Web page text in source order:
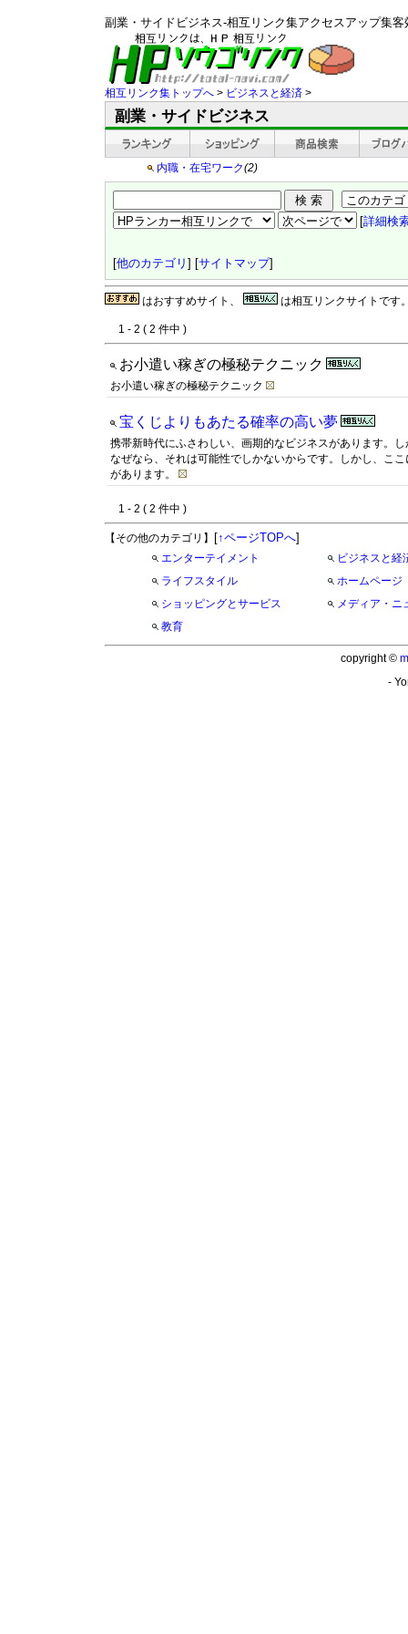
副業・サイドビジネス-相互リンク集アクセスアップ集
相互リンク集トップへ > ビジネスと経済 >
副業・サイドビジネス
内職・在宅ワーク(2)
[詳細検
[他のカテゴリ ] [サイトマップ]
はおすすめサイト、 は相互リンクサイトです
1 - 2 ( 2 件中 )
お小遣い稼ぎの極秘テクニック
お小遣い稼ぎの極秘テクニック
宝くじよりもあたる確率の高い夢
携帯新時代にふさわしい、画期的なビジネスがあります。
なぜなら、それは可能性でしかないからです。しかし、こ
があります。
1 - 2 ( 2 件中 )
【その他のカテゴリ】 [↑ページTOPへ]
エンターテイメント
ビジネスと経
ライフスタイル
ホームページ
ショッピングとサービス
メディア・ニ
教育
copyright ©
-